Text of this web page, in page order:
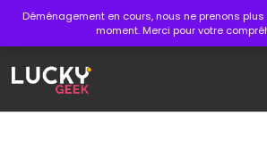
Déménagement en cours, nous ne prenons
moment. Merci pour votre
Aller
contenu